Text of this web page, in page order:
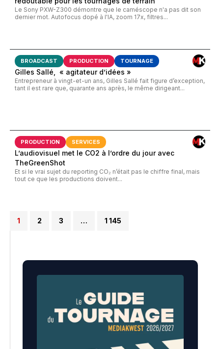
Le Sony PXW-Z300 démontre que le caméscope n'a pas dit son
dernier mot. Autofocus dopé à l'IA, zoom 17x, filtres...
BROADCAST PRODUCTION TOURNAGE
Gilles Sallé, « agitateur d’idées »
Entrepreneur à vingt-et-un ans, Gilles Sallé fait figure d’exception,
tant il est rare que, quarante ans après, le même dirigeant...
PRODUCTION SERVICES
L’audiovisuel met le CO2 à l’ordre du jour avec
TheGreenShot
Et si le vrai sujet du reporting CO₂ n’était pas le chiffre final, mais
tout ce que les productions doivent...
1 2 3 … 1 145